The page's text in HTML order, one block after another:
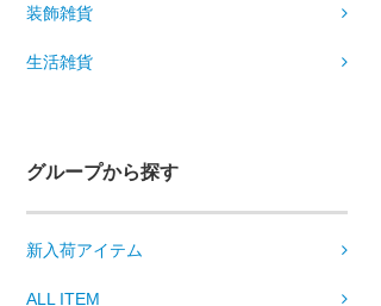
装飾雑貨
生活雑貨
グループから探す
新入荷アイテム
ALL ITEM